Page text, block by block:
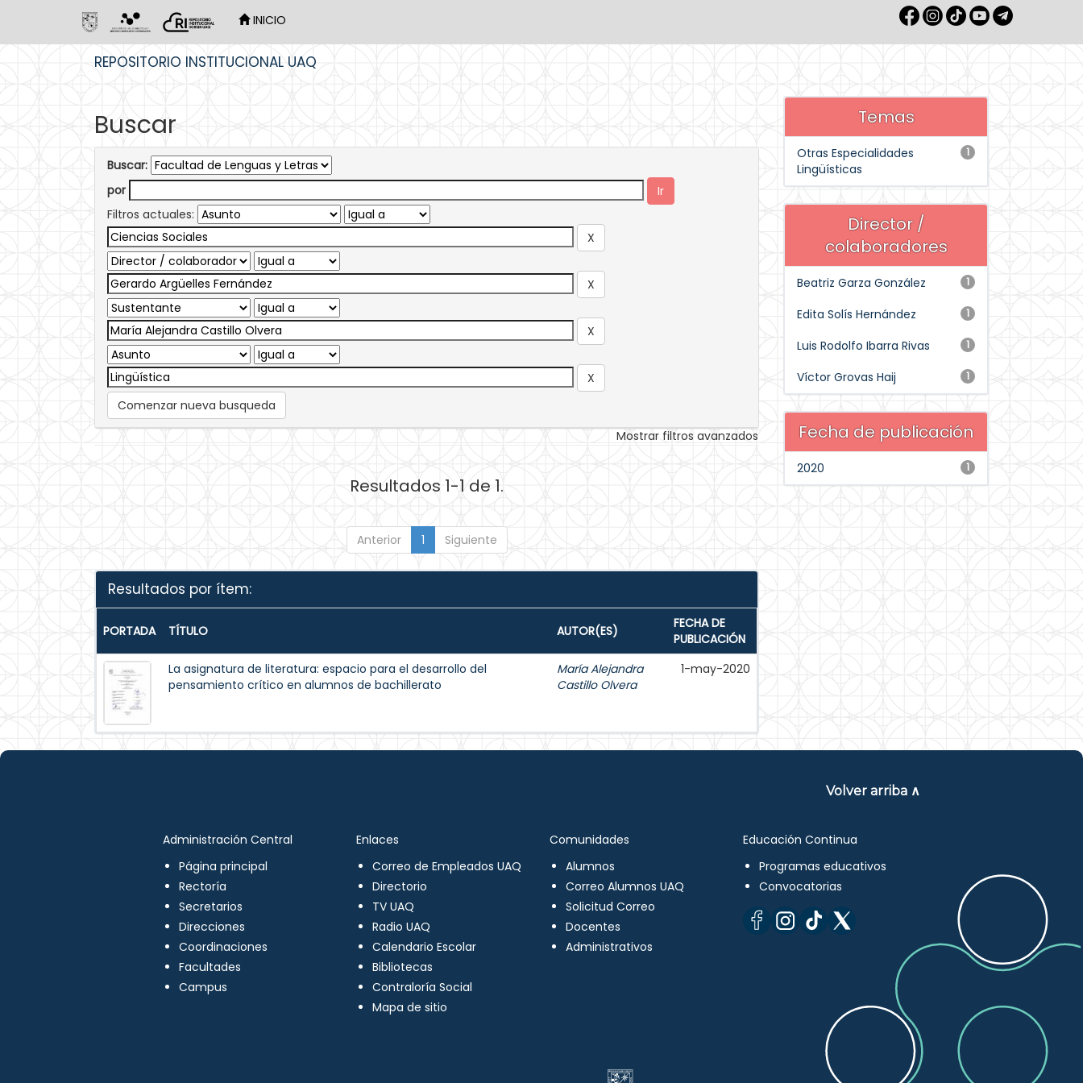
INICIO
REPOSITORIO INSTITUCIONAL UAQ
Buscar
Buscar:
por
Filtros actuales:
Comenzar nueva busqueda
Mostrar filtros avanzados
Resultados 1-1 de 1.
Anterior 1 Siguiente
Resultados por ítem:
PORTADA TÍTULO AUTOR(ES)
FECHA DE
PUBLICACIÓN
La asignatura de literatura: espacio para el desarrollo del
pensamiento crítico en alumnos de bachillerato
María Alejandra
Castillo Olvera
1-may-2020
Temas
1
Otras Especialidades
Lingüísticas
Director /
colaboradores
1
Beatriz Garza González
1
Edita Solís Hernández
1
Luis Rodolfo Ibarra Rivas
1
Víctor Grovas Haij
Fecha de publicación
1
2020
Volver arriba ∧
Administración Central
Página principal
Rectoría
Secretarios
Direcciones
Coordinaciones
Facultades
Campus
Enlaces
Correo de Empleados UAQ
Directorio
TV UAQ
Radio UAQ
Calendario Escolar
Bibliotecas
Contraloría Social
Mapa de sitio
Comunidades
Alumnos
Correo Alumnos UAQ
Solicitud Correo
Docentes
Administrativos
Educación Continua
Programas educativos
Convocatorias